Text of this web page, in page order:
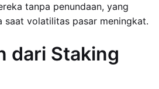
tanpa penundaan, yang
volatilitas pasar meningkat.
dari Staking